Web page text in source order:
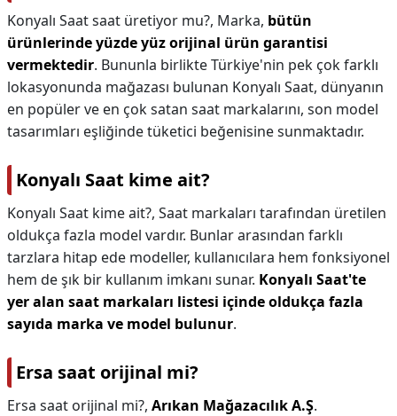
Konyalı Saat saat üretiyor mu?, Marka, bütün
ürünlerinde yüzde yüz orijinal ürün garantisi
vermektedir. Bununla birlikte Türkiye'nin pek çok farklı
lokasyonunda mağazası bulunan Konyalı Saat, dünyanın
en popüler ve en çok satan saat markalarını, son model
tasarımları eşliğinde tüketici beğenisine sunmaktadır.
Konyalı Saat kime ait?
Konyalı Saat kime ait?, Saat markaları tarafından üretilen
oldukça fazla model vardır. Bunlar arasından farklı
tarzlara hitap ede modeller, kullanıcılara hem fonksiyonel
hem de şık bir kullanım imkanı sunar. Konyalı Saat'te
yer alan saat markaları listesi içinde oldukça fazla
sayıda marka ve model bulunur.
Ersa saat orijinal mi?
Ersa saat orijinal mi?, Arıkan Mağazacılık A.Ş.